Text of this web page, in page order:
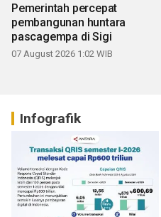
Pemerintah percepat
pembangunan huntara
pascagempa di Sigi
07 August 2026 1:02 WIB
Infografik